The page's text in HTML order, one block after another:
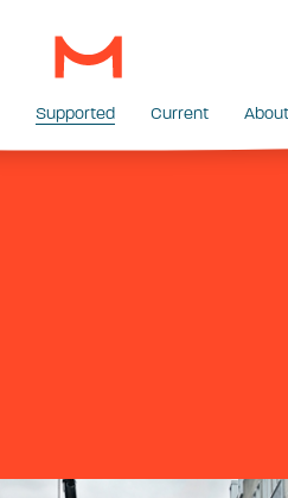
Supported Current